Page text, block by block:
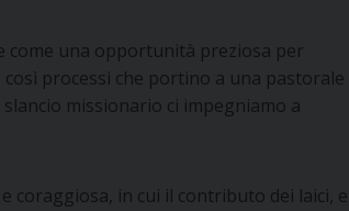
come una opportunità preziosa per
processi che portino a una pastorale
missionario ci impegniamo a
coraggiosa, in cui il contributo dei laici, e